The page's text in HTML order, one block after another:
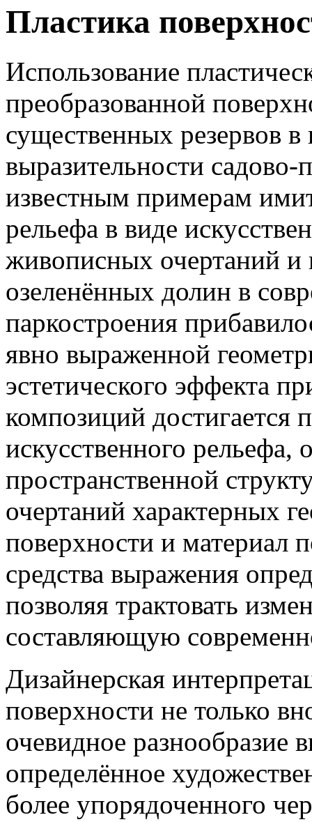
Пластика
Использование
преобразованной
существенных резервов
выразительности
известным примерам
рельефа в виде
живописных очертаний и
озеленённых долин в
паркостроения
явно выраженной
эстетического эффекта
композиций достигается
искусственного
пространственной
очертаний характерных
поверхности и материал
средства выражения
позволяя трактовать
составляющую
Дизайнерская
поверхности не только
очевидное разнообразие
определённое
более упорядоченного